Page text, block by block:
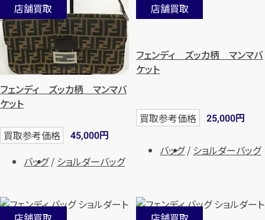
店舗買取
フェンディ ズッカ柄 マンマバ
ケット
買取参考価格 45,000円
バッグ
ショルダーバッグ
店舗買取
フェンディ ズッカ柄 マンマバ
ケット
買取参考価格 25,000円
バッグ ショルダーバッグ